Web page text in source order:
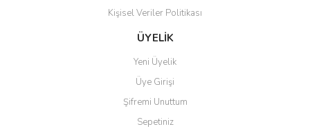
Kişisel Veriler Politikası
ÜYELİK
Yeni Üyelik
Üye Girişi
Şifremi Unuttum
Sepetiniz